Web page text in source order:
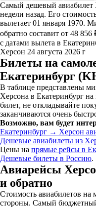
Самый дешевый авиабилет
недели назад. Его
вылетает 01 января 1970.
обратно составит от 48
с датами вылета в
Херсон 24 августа 2026 г
Билеты на
Екатеринбург
В таблице представлены
Херсона в Екатеринбург
билет, не откладывайте
заканчиваются очень
Возможно, вам будет
Екатеринбург → Херсон
Дешевые авиабилеты из
Цены на прямые рейсы в
Дешевые билеты в Россию.
Авиарейсы
и обратно
Стоимость авиабилетов на
стороны. Самый